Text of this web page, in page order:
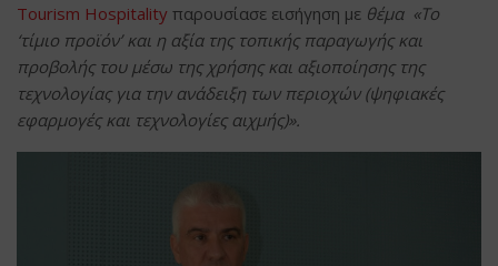
Tourism Hospitality παρουσίασε εισήγηση με θέμα «Το
‘τίμιο προϊόν’ και η αξία της τοπικής παραγωγής και
προβολής του μέσω της χρήσης και αξιοποίησης της
τεχνολογίας για την ανάδειξη των περιοχών (ψηφιακές
εφαρμογές και τεχνολογίες αιχμής)».